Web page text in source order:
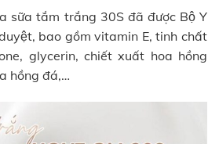
sữa tắm trắng 30S đã được Bộ Y
bao gồm vitamin E, tinh chất
glycerin, chiết xuất hoa hồng
hồng đá,…